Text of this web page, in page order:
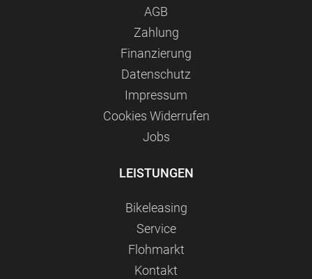
AGB
Zahlung
Finanzierung
Datenschutz
Impressum
Сookies Widerrufen
Jobs
LEISTUNGEN
Bikeleasing
Service
Flohmarkt
Kontakt